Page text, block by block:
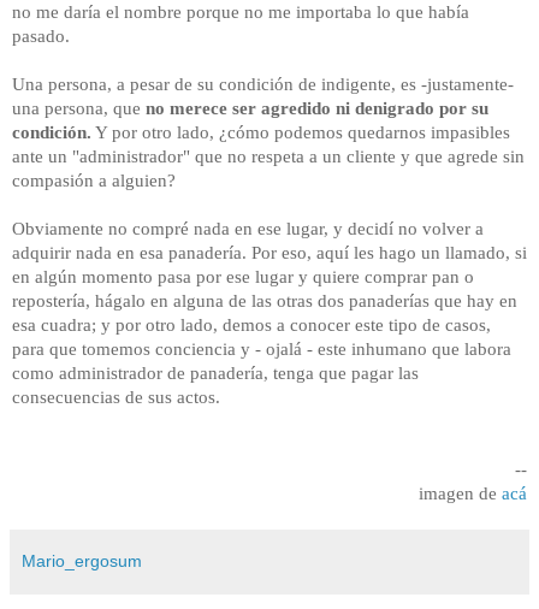
no me daría el nombre porque no me importaba lo que había
pasado.
Una persona, a pesar de su condición de indigente, es -justamente-
una persona, que no merece ser agredido ni denigrado por su
condición. Y por otro lado, ¿cómo podemos quedarnos impasibles
ante un "administrador" que no respeta a un cliente y que agrede sin
compasión a alguien?
Obviamente no compré nada en ese lugar, y decidí no volver a
adquirir nada en esa panadería. Por eso, aquí les hago un llamado, si
en algún momento pasa por ese lugar y quiere comprar pan o
repostería, hágalo en alguna de las otras dos panaderías que hay en
esa cuadra; y por otro lado, demos a conocer este tipo de casos,
para que tomemos conciencia y - ojalá - este inhumano que labora
como administrador de panadería, tenga que pagar las
consecuencias de sus actos.
--
imagen de acá
Mario_ergosum